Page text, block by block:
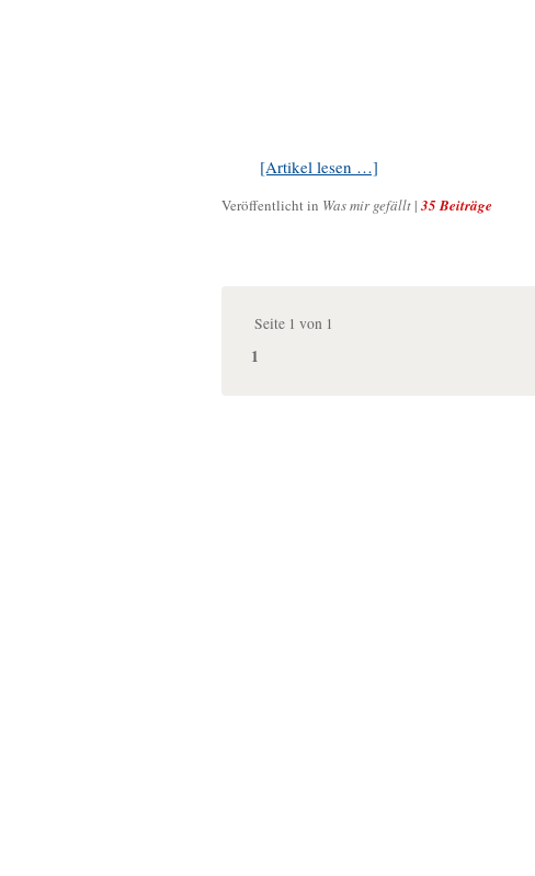
[Artikel lesen …]
Veröffentlicht in Was mir gefällt | 35 Beiträge
Seite 1 von 1
1